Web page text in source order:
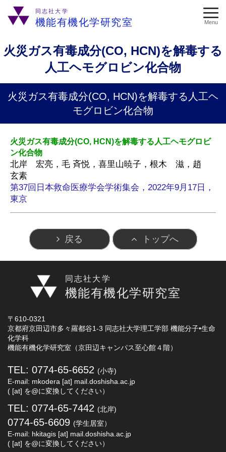
同志社大学
機能有機化学研究室 Menu
火災ガス有毒成分(CO, HCN)を解毒する
人工ヘモグロビン化合物
火災ガス有毒成分(CO, HCN)を解毒する人工ヘ
モグロビン化合物
火災ガス有毒成分(CO, HCN)を解毒する人工ヘモグロビ
ン化合物
北岸 宏亮，毛 斉悦，喜里山暁子，根木 滋，趙
玄素
第37回日本救命医療学会学術集会，2022年9月17日，
東京
戻る トップへ
同志社大学
機能有機化学研究室
〒610-0321
京都府京田辺市多々羅都谷1-3 同志社大学理工学部 機能分子•生命
化学科
機能有機化学研究室（京田辺キャンパス至心館４階）
TEL: 0774-65-6652 (小寺)
E-mail: mkodera [at] mail.doshisha.ac.jp
( [at] を@に変換してください）
TEL: 0774-65-7442 (北岸)
0774-65-6609 (学生居室）
E-mail: hkitagis [at] mail.doshisha.ac.jp
( [at] を@に変換してください）